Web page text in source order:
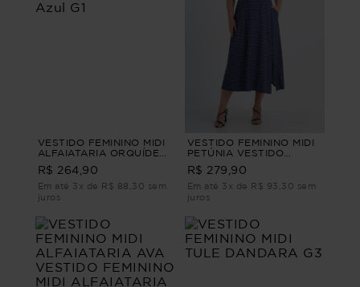
VESTIDO FEMININO MIDI
ALFAIATARIA ORQUÍDEA
VESTIDO FEMININO MIDI
ALFAIATARIA Azul G1
R$ 264,90
Em até 3x de R$ 88,30 sem
juros
VESTIDO FEMININO MIDI
PETÚNIA VESTIDO
FEMININO MIDI Azul P
R$ 279,90
Em até 3x de R$ 93,30 sem
juros